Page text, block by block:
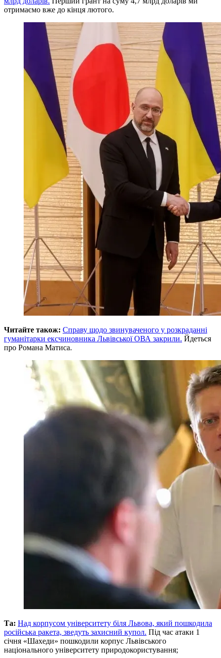
отримаємо вже до кінця лютого.
Читайте також: Справу щодо звинуваченого у розкраданні
гуманітарки ексчиновника Львівської ОВА закрили. Йдеться
про Романа Матиса.
Та: Над корпусом університету біля Львова, який пошкодила
російська ракета, зведуть захисний купол. Під час атаки 1
січня «Шахеди» пошкодили корпус Львівського
національного університету природокористування;